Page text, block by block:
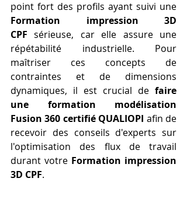
Formation impression 3D
CPF sérieuse, car elle assure une
répétabilité industrielle. Pour
maîtriser ces concepts de
contraintes et de dimensions
dynamiques, il est crucial de faire
une formation modélisation
Fusion 360 certifié QUALIOPI afin de
recevoir des conseils d'experts sur
l'optimisation des flux de travail
durant votre Formation impression
3D CPF.